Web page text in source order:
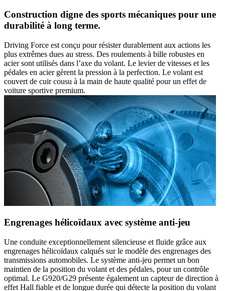
Construction digne des sports mécaniques pour une
durabilité à long terme.
Driving Force est conçu pour résister durablement aux actions les
plus extrêmes dues au stress. Des roulements à bille robustes en
acier sont utilisés dans l’axe du volant. Le levier de vitesses et les
pédales en acier gèrent la pression à la perfection. Le volant est
couvert de cuir cousu à la main de haute qualité pour un effet de
voiture sportive premium.
Engrenages hélicoïdaux avec système anti-jeu
Une conduite exceptionnellement silencieuse et fluide grâce aux
engrenages hélicoïdaux calqués sur le modèle des engrenages des
transmissions automobiles. Le système anti-jeu permet un bon
maintien de la position du volant et des pédales, pour un contrôle
optimal. Le G920/G29 présente également un capteur de direction à
effet Hall fiable et de longue durée qui détecte la position du volant